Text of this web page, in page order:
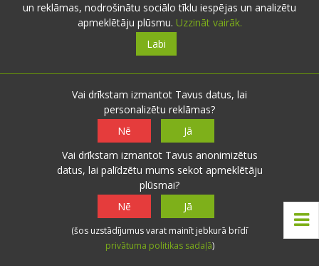
Kontakti
nosūti ziņu
Seko mums
© 2026 meteolapa.lv. v2
Raksti· Galerijas· Radars·
laika apstākļi· Sazināties· Privātuma politika
Lietošanas noteikumi· Par mums
un reklāmas, nodrošinātu sociālo tīklu iespējas un analizētu
apmeklētāju plūsmu. Uzzināt vairāk.
Labi
Vai drīkstam izmantot Tavus datus, lai
personalizētu reklāmas?
Nē
Jā
Vai drīkstam izmantot Tavus anonimizētus
datus, lai palīdzētu mums sekot apmeklētāju
plūsmai?
Nē
Jā
(šos uzstādījumus varat mainīt jebkurā brīdī
privātuma politikas sadaļā)